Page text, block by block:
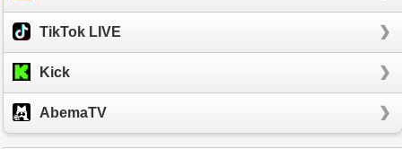
TikTok LIVE
Kick
AbemaTV